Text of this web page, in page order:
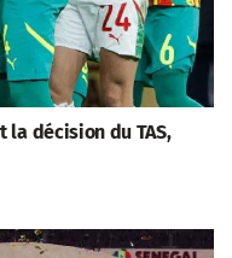
la décision du TAS,